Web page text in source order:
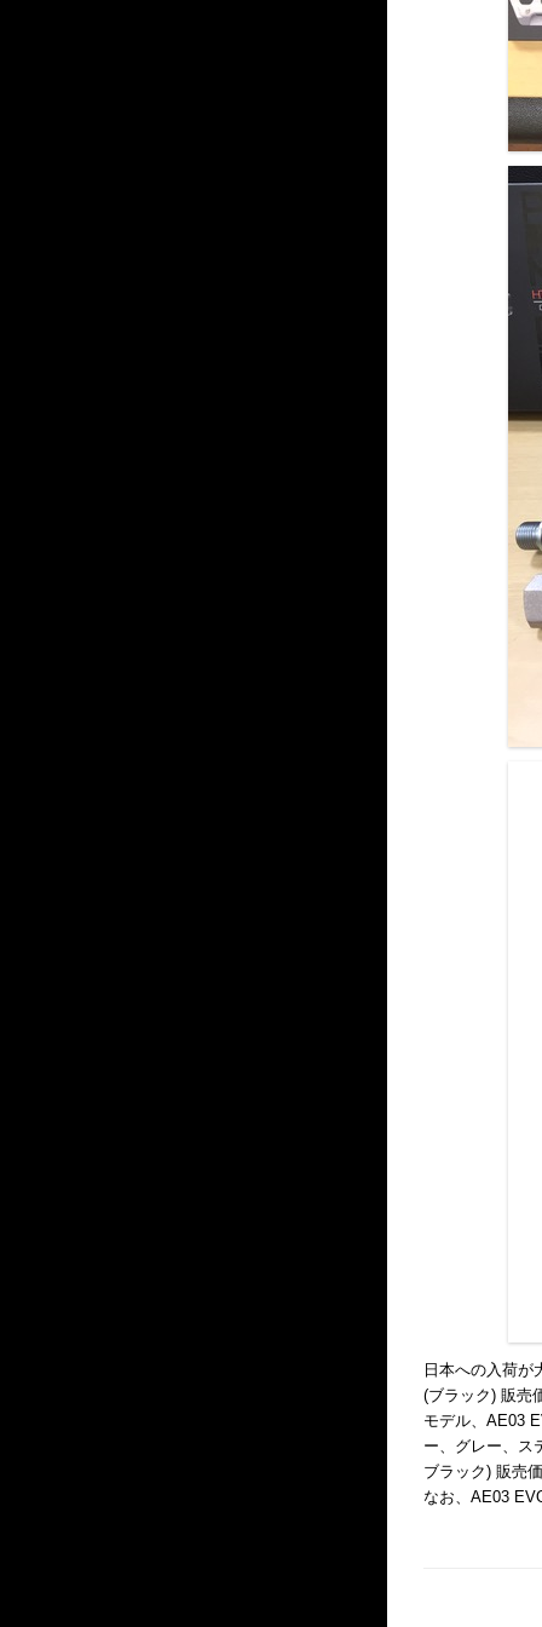
日本への入荷
(ブラック) 販売
モデル、AE03
ー、グレー、ス
ブラック) 販売
なお、AE03